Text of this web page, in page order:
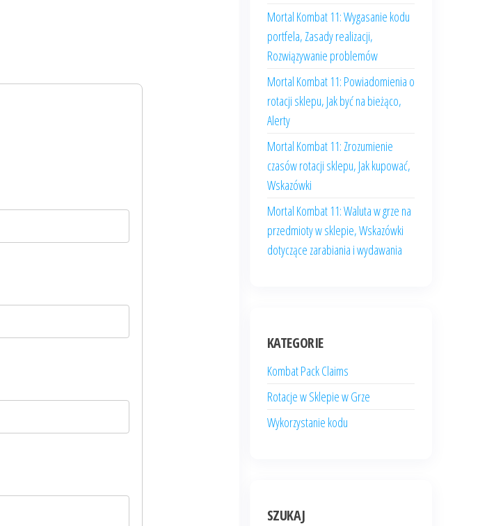
Mortal Kombat 11: Wygasanie kodu
portfela, Zasady realizacji,
Rozwiązywanie problemów
Mortal Kombat 11: Powiadomienia o
rotacji sklepu, Jak być na bieżąco,
Alerty
Mortal Kombat 11: Zrozumienie
czasów rotacji sklepu, Jak kupować,
Wskazówki
Mortal Kombat 11: Waluta w grze na
przedmioty w sklepie, Wskazówki
dotyczące zarabiania i wydawania
KATEGORIE
Kombat Pack Claims
Rotacje w Sklepie w Grze
Wykorzystanie kodu
SZUKAJ